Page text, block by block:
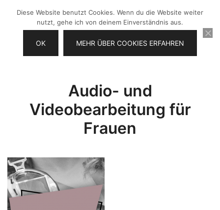
springen
Audio- und
Videobearbeitung für
Frauen
Diese Website benutzt Cookies. Wenn du die Website weiter
nutzt, gehe ich von deinem Einverständnis aus.
OK MEHR ÜBER COOKIES ERFAHREN